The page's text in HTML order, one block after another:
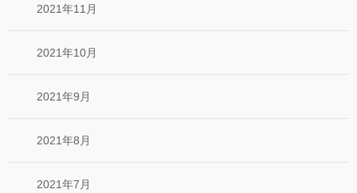
2021年11月
2021年10月
2021年9月
2021年8月
2021年7月